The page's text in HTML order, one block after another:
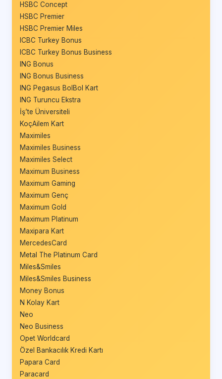
HSBC Concept
HSBC Premier
HSBC Premier Miles
ICBC Turkey Bonus
ICBC Turkey Bonus Business
ING Bonus
ING Bonus Business
ING Pegasus BolBol Kart
ING Turuncu Ekstra
İş’te Üniversiteli
KoçAilem Kart
Maximiles
Maximiles Business
Maximiles Select
Maximum Business
Maximum Gaming
Maximum Genç
Maximum Gold
Maximum Platinum
Maxipara Kart
MercedesCard
Metal The Platinum Card
Miles&Smiles
Miles&Smiles Business
Money Bonus
N Kolay Kart
Neo
Neo Business
Opet Worldcard
Özel Bankacılık Kredi Kartı
Papara Card
Paracard